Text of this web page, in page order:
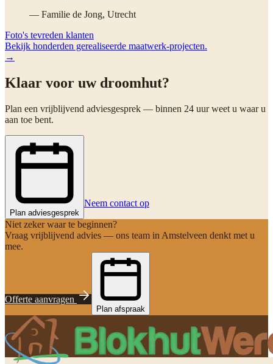
— Familie de Jong, Utrecht
Foto's tevreden klanten
Bekijk honderden gerealiseerde maatwerk-projecten.
→
Klaar voor uw droomhut?
Plan een vrijblijvend adviesgesprek — binnen 24 uur weet u waar u
aan toe bent.
Plan adviesgesprek
Neem contact op
Niet zeker waar te beginnen?
Vraag vrijblijvend advies — ons team in Amstelveen denkt met u
mee.
Offerte aanvragen
Plan afspraak